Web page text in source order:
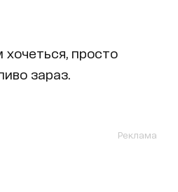
просто
зараз.
Реклама